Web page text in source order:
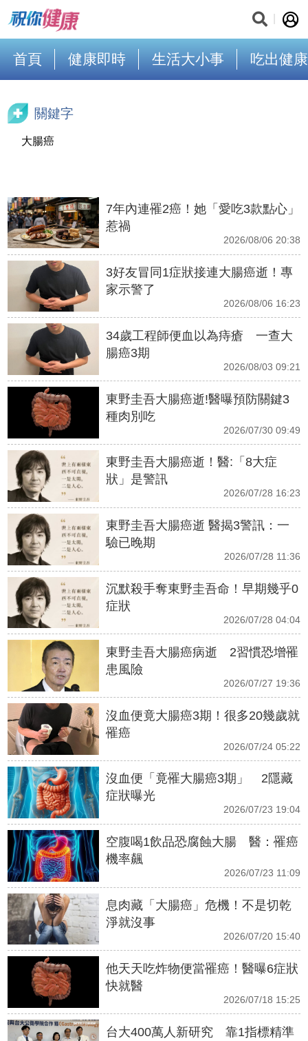
首頁 健康即時 生活大小事 吃出健康
關鍵字
大腸癌
7年內連罹2癌！她「愛吃3款點心」
惹禍
2026/08/06 20:38
3好友冒同1症狀接連大腸癌逝！專
家示警了
2026/08/06 16:23
34歲工程師便血以為痔瘡 一查大
腸癌3期
2026/08/03 09:21
東野圭吾大腸癌逝!醫曝預防關鍵3
種肉別吃
2026/07/30 09:49
東野圭吾大腸癌逝！醫:「8大症
狀」是警訊
2026/07/28 16:23
東野圭吾大腸癌逝 醫揭3警訊：一
驗已晚期
2026/07/28 11:36
沉默殺手奪東野圭吾命！早期幾乎0
症狀
2026/07/28 04:04
東野圭吾大腸癌病逝 2習慣恐增罹
患風險
2026/07/27 19:36
沒血便竟大腸癌3期！很多20幾歲就
罹癌
2026/07/24 05:22
沒血便「竟罹大腸癌3期」 2隱藏
症狀曝光
2026/07/23 19:04
空腹喝1飲品恐腐蝕大腸 醫：罹癌
機率飆
2026/07/23 11:09
息肉藏「大腸癌」危機！不是切乾
淨就沒事
2026/07/20 15:40
他天天吃炸物便當罹癌！醫曝6症狀
快就醫
2026/07/18 15:25
台大400萬人新研究 靠1指標精準